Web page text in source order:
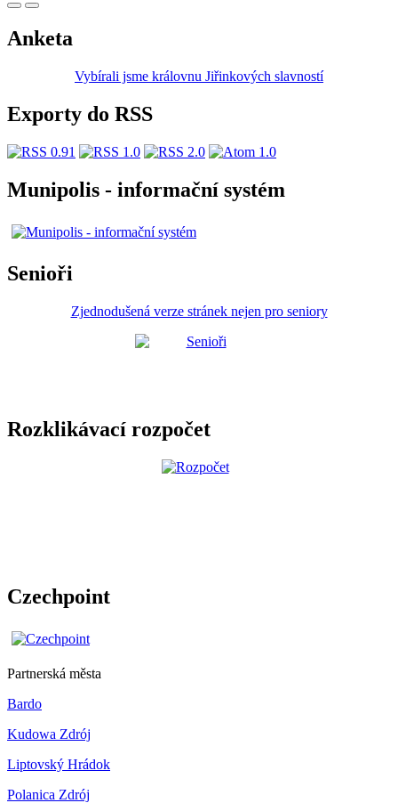
Anketa
Vybírali jsme královnu Jiřinkových slavností
Exporty do RSS
Munipolis - informační systém
Senioři
Zjednodušená verze stránek nejen pro seniory
Rozklikávací rozpočet
Czechpoint
Partnerská města
Bardo
Kudowa Zdrój
Liptovský Hrádok
Polanica Zdrój